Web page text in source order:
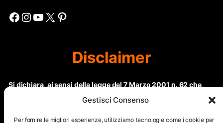
Gestisci Consenso
Per fornire le migliori esperienze, utilizziamo tecnologie come i cookie per
Facebook Instagram YouTube X Pinterest
Disclaimer
Si dichiara, ai sensi della legge del 7 Marzo 2001 n. 62 che
questo sito non rientra nella categoria di “Informazione
regolari. Le immagini dei collaboratori detentori del